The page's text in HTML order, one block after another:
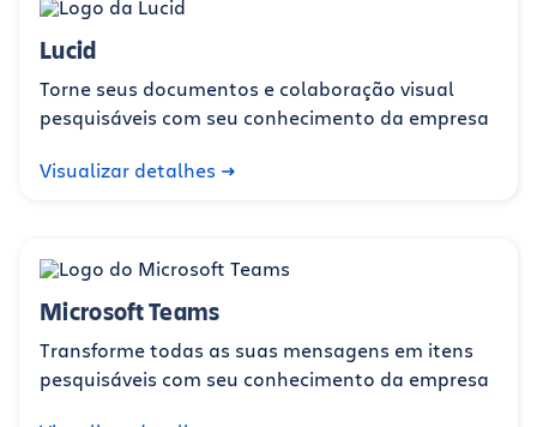
Lucid
Torne seus documentos e colaboração visual
pesquisáveis com seu conhecimento da empresa
Visualizar detalhes
Microsoft Teams
Transforme todas as suas mensagens em itens
pesquisáveis com seu conhecimento da empresa